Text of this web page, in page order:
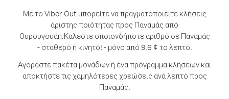
Με το Viber Out μπορείτε να πραγματοποιείτε κλήσεις
άριστης ποιότητας προς Παναμάς από
Ουρουγουάη.Καλέστε οποιονδήποτε αριθμό σε Παναμάς
- σταθερό ή κινητό! - μόνο από 9.6 ¢ το λεπτό.
Αγοράστε πακέτα μονάδων ή ένα πρόγραμμα κλήσεων και
αποκτήστε τις χαμηλότερες χρεώσεις ανά λεπτό προς
Παναμάς.